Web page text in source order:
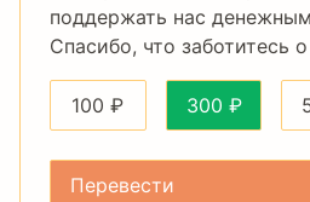
поддержать нас
Спасибо, что заботитесь
100 ₽ 300 ₽